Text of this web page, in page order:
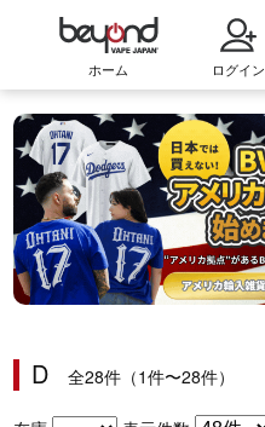
ホーム ログイン
D 全28件（1件〜28件）